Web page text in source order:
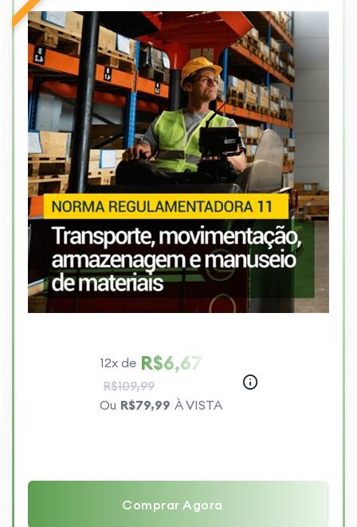
12x de R$6,67
R$109,99
Ou R$79,99 À VISTA
Comprar Agora